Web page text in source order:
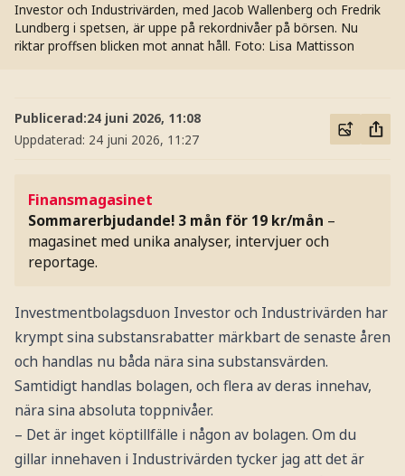
Investor och Industrivärden, med Jacob Wallenberg och Fredrik
Lundberg i spetsen, är uppe på rekordnivåer på börsen. Nu
riktar proffsen blicken mot annat håll. Foto: Lisa Mattisson
Publicerad:24 juni 2026, 11:08
Uppdaterad: 24 juni 2026, 11:27
Finansmagasinet
Sommarerbjudande! 3 mån för 19 kr/mån –
magasinet med unika analyser, intervjuer och
reportage.
Investmentbolagsduon Investor och Industrivärden har
krympt sina substansrabatter märkbart de senaste åren
och handlas nu båda nära sina substansvärden.
Samtidigt handlas bolagen, och flera av deras innehav,
nära sina absoluta toppnivåer.
– Det är inget köptillfälle i någon av bolagen. Om du
gillar innehaven i Industrivärden tycker jag att det är